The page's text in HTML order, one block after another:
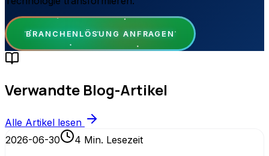
BRANCHENLÖSUNG ANFRAGEN
Verwandte Blog-Artikel
Alle Artikel lesen
2026-06-30
4 Min. Lesezeit